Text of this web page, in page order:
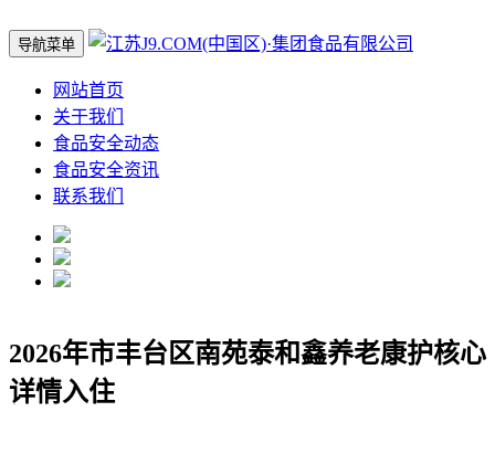
导航菜单
网站首页
关于我们
食品安全动态
食品安全资讯
联系我们
2026年市丰台区南苑泰和鑫养老康护核心
详情入住